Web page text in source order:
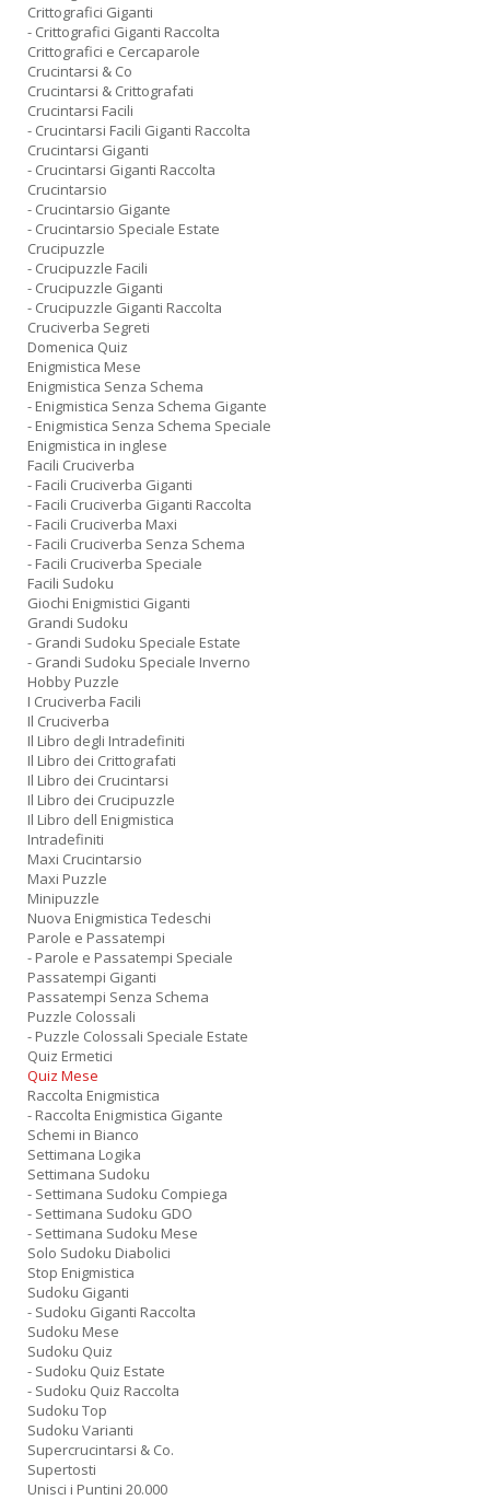
Crittografici Giganti
- Crittografici Giganti Raccolta
Crittografici e Cercaparole
Crucintarsi & Co
Crucintarsi & Crittografati
Crucintarsi Facili
- Crucintarsi Facili Giganti Raccolta
Crucintarsi Giganti
- Crucintarsi Giganti Raccolta
Crucintarsio
- Crucintarsio Gigante
- Crucintarsio Speciale Estate
Crucipuzzle
- Crucipuzzle Facili
- Crucipuzzle Giganti
- Crucipuzzle Giganti Raccolta
Cruciverba Segreti
Domenica Quiz
Enigmistica Mese
Enigmistica Senza Schema
- Enigmistica Senza Schema Gigante
- Enigmistica Senza Schema Speciale
Enigmistica in inglese
Facili Cruciverba
- Facili Cruciverba Giganti
- Facili Cruciverba Giganti Raccolta
- Facili Cruciverba Maxi
- Facili Cruciverba Senza Schema
- Facili Cruciverba Speciale
Facili Sudoku
Giochi Enigmistici Giganti
Grandi Sudoku
- Grandi Sudoku Speciale Estate
- Grandi Sudoku Speciale Inverno
Hobby Puzzle
I Cruciverba Facili
Il Cruciverba
Il Libro degli Intradefiniti
Il Libro dei Crittografati
Il Libro dei Crucintarsi
Il Libro dei Crucipuzzle
Il Libro dell Enigmistica
Intradefiniti
Maxi Crucintarsio
Maxi Puzzle
Minipuzzle
Nuova Enigmistica Tedeschi
Parole e Passatempi
- Parole e Passatempi Speciale
Passatempi Giganti
Passatempi Senza Schema
Puzzle Colossali
- Puzzle Colossali Speciale Estate
Quiz Ermetici
Quiz Mese
Raccolta Enigmistica
- Raccolta Enigmistica Gigante
Schemi in Bianco
Settimana Logika
Settimana Sudoku
- Settimana Sudoku Compiega
- Settimana Sudoku GDO
- Settimana Sudoku Mese
Solo Sudoku Diabolici
Stop Enigmistica
Sudoku Giganti
- Sudoku Giganti Raccolta
Sudoku Mese
Sudoku Quiz
- Sudoku Quiz Estate
- Sudoku Quiz Raccolta
Sudoku Top
Sudoku Varianti
Supercrucintarsi & Co.
Supertosti
Unisci i Puntini 20.000